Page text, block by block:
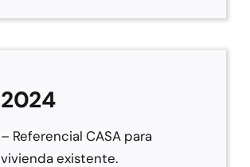
2024
– Referencial CASA para
vivienda existente.